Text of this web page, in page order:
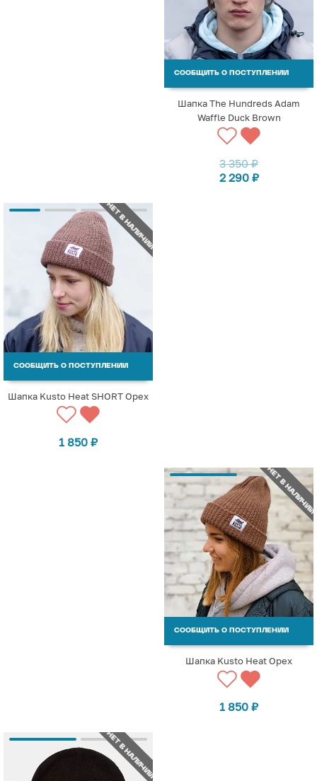
СООБЩИТЬ О ПОСТУПЛЕНИИ
Шапка The Hundreds Adam
Waffle Duck Brown
3 350₽
2 290 ₽
НЕТ В НАЛИЧИИ
СООБЩИТЬ О ПОСТУПЛЕНИИ
Шапка Kusto Heat SHORT Орех
1 850 ₽
НЕТ В НАЛИЧИИ
СООБЩИТЬ О ПОСТУПЛЕНИИ
Шапка Kusto Heat Орех
1 850 ₽
НЕТ В НАЛИЧИИ